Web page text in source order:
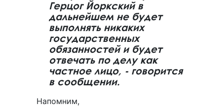
Герцог Йоркский в
дальнейшем не будет
выполнять никаких
государственных
обязанностей и будет
отвечать по делу как
частное лицо, - говорится
в сообщении.
Напомним,